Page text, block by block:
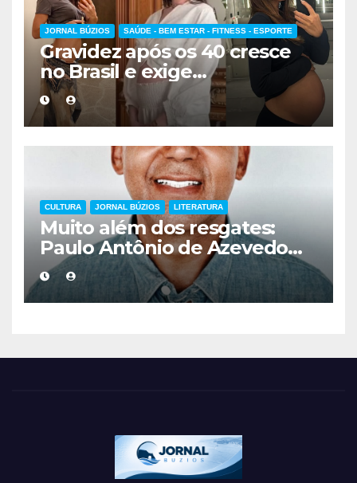
JORNAL BÚZIOS SAÚDE - BEM ESTAR - FITNESS - ESPORTE
Gravidez após os 40 cresce
no Brasil e exige
acompanhamento médico
mais cuidadoso
CULTURA JORNAL BÚZIOS LITERATURA
Muito além dos resgates:
Paulo Antônio de Azevedo
eterniza a coragem, a
humanidade e a missão dos
guarda-vidas na literatura